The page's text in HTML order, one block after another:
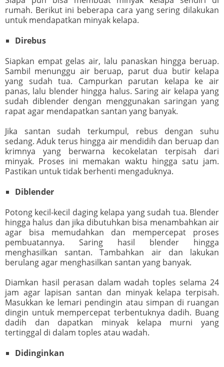
rumah. Berikut ini beberapa cara yang sering dilakukan
untuk mendapatkan minyak kelapa.
Direbus
Siapkan empat gelas air, lalu panaskan hingga beruap.
Sambil menunggu air beruap, parut dua butir kelapa
yang sudah tua. Campurkan parutan kelapa ke air
panas, lalu blender hingga halus. Saring air kelapa yang
sudah diblender dengan menggunakan saringan yang
rapat agar mendapatkan santan yang banyak.
Jika santan sudah terkumpul, rebus dengan suhu
sedang. Aduk terus hingga air mendidih dan beruap dan
krimnya yang berwarna kecokelatan terpisah dari
minyak. Proses ini memakan waktu hingga satu jam.
Pastikan untuk tidak berhenti mengaduknya.
Diblender
Potong kecil-kecil daging kelapa yang sudah tua. Blender
hingga halus dan jika dibutuhkan bisa menambahkan air
agar bisa memudahkan dan mempercepat proses
pembuatannya. Saring hasil blender hingga
menghasilkan santan. Tambahkan air dan lakukan
berulang agar menghasilkan santan yang banyak.
Diamkan hasil perasan dalam wadah toples selama 24
jam agar lapisan santan dan minyak kelapa terpisah.
Masukkan ke lemari pendingin atau simpan di ruangan
dingin untuk mempercepat terbentuknya dadih. Buang
dadih dan dapatkan minyak kelapa murni yang
tertinggal di dalam toples atau wadah.
Didinginkan